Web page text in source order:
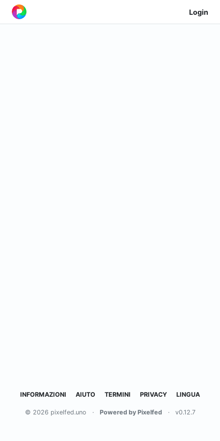
Login
INFORMAZIONI AIUTO TERMINI PRIVACY LINGUA
© 2026 pixelfed.uno · Powered by Pixelfed · v0.12.7